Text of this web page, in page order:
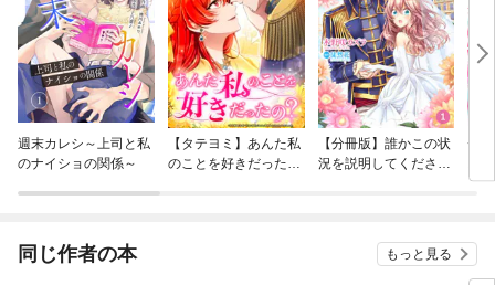
週末カレシ～上司と私
のナイショの関係～
【タテヨミ】あんた私
のことを好きだった
【分冊版】誰かこの状
況を説明してくださ
チ
同
同じ作者の本 もっと見る